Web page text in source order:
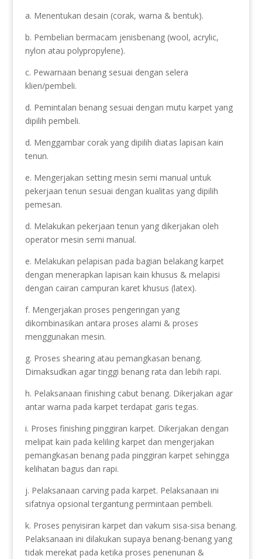
a. Menentukan desain (corak, warna & bentuk).
b. Pembelian bermacam jenisbenang (wool, acrylic,
nylon atau polypropylene).
c. Pewarnaan benang sesuai dengan selera
klien/pembeli.
d. Pemintalan benang sesuai dengan mutu karpet yang
dipilih pembeli.
d. Menggambar corak yang dipilih diatas lapisan kain
tenun.
e. Mengerjakan setting mesin semi manual untuk
pekerjaan tenun sesuai dengan kualitas yang dipilih
pemesan.
d. Melakukan pekerjaan tenun yang dikerjakan oleh
operator mesin semi manual.
e. Melakukan pelapisan pada bagian belakang karpet
dengan menerapkan lapisan kain khusus & melapisi
dengan cairan campuran karet khusus (latex).
f. Mengerjakan proses pengeringan yang
dikombinasikan antara proses alami & proses
menggunakan mesin.
g. Proses shearing atau pemangkasan benang.
Dimaksudkan agar tinggi benang rata dan lebih rapi.
h. Pelaksanaan finishing cabut benang. Dikerjakan agar
antar warna pada karpet terdapat garis tegas.
i. Proses finishing pinggiran karpet. Dikerjakan dengan
melipat kain pada keliling karpet dan mengerjakan
pemangkasan benang pada pinggiran karpet sehingga
kelihatan bagus dan rapi.
j. Pelaksanaan carving pada karpet. Pelaksanaan ini
sifatnya opsional tergantung permintaan pembeli.
k. Proses penyisiran karpet dan vakum sisa-sisa benang.
Pelaksanaan ini dilakukan supaya benang-benang yang
tidak merekat pada ketika proses penenunan &